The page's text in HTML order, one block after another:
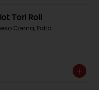
Tori Roll
Crema, Palta